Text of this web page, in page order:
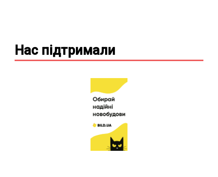
Нас підтримали